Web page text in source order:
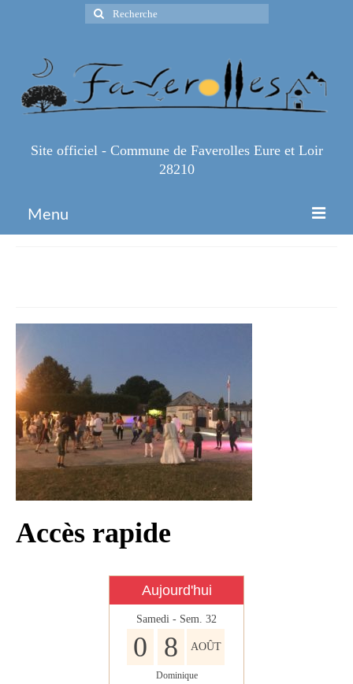
Rechercher
:
Site officiel - Commune de Faverolles Eure et Loir
28210
Menu
Infos Pratiques
Contact et horaires
Mon village
Mes démarches
Faverolles dans la presse
Faverolles Infos – Format
numérique
Nos Partenaires
Accès rapide
Aujourd'hui
Samedi - Sem. 32
0 8 AOÛT
Dominique